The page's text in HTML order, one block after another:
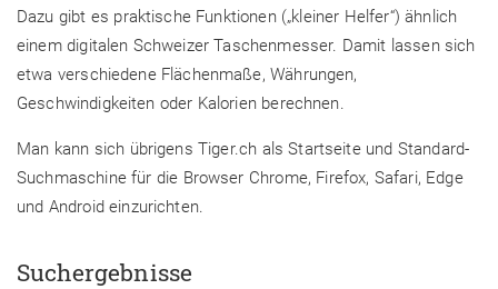
Dazu gibt es praktische Funktionen („kleiner Helfer“) ähnlich
einem digitalen Schweizer Taschenmesser. Damit lassen sich
etwa verschiedene Flächenmaße, Währungen,
Geschwindigkeiten oder Kalorien berechnen.
Man kann sich übrigens Tiger.ch als Startseite und Standard-
Suchmaschine für die Browser Chrome, Firefox, Safari, Edge
und Android einzurichten.
Suchergebnisse